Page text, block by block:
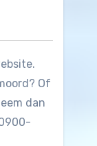
Of
dan